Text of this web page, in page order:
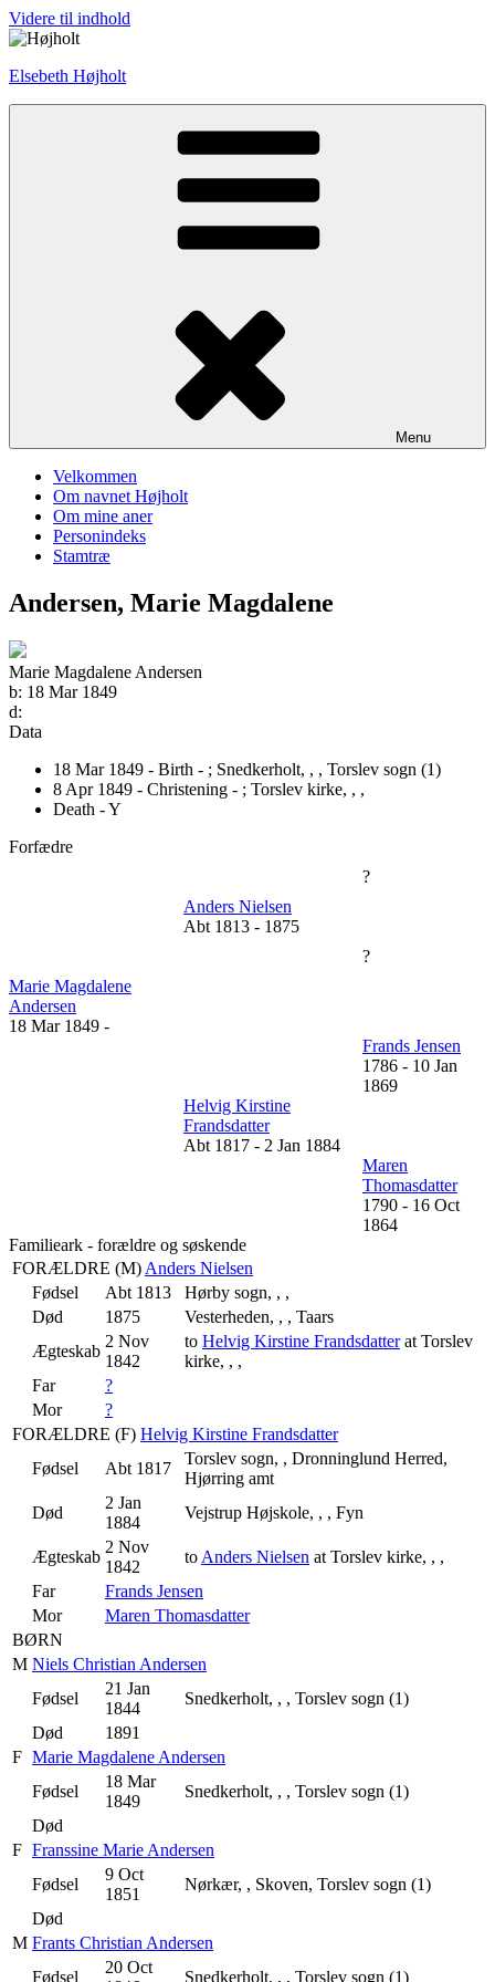
Videre til indhold
Elsebeth Højholt
Menu
Velkommen
Om navnet Højholt
Om mine aner
Personindeks
Stamtræ
Andersen, Marie Magdalene
Marie Magdalene Andersen
b: 18 Mar 1849
d:
Data
18 Mar 1849 - Birth - ; Snedkerholt, , , Torslev sogn (1)
8 Apr 1849 - Christening - ; Torslev kirke, , ,
Death - Y
Forfædre
?
Anders Nielsen
Abt 1813 - 1875
?
Marie Magdalene
Andersen
18 Mar 1849 -
Frands Jensen
1786 - 10 Jan
1869
Helvig Kirstine
Frandsdatter
Abt 1817 - 2 Jan 1884
Maren
Thomasdatter
1790 - 16 Oct
1864
Familieark - forældre og søskende
FORÆLDRE (M) Anders Nielsen
Fødsel
Abt 1813
Hørby sogn, , ,
Død
1875
Vesterheden, , , Taars
Ægteskab
2 Nov
1842
to Helvig Kirstine Frandsdatter at Torslev
kirke, , ,
Far
?
Mor
?
FORÆLDRE (F) Helvig Kirstine Frandsdatter
Fødsel
Abt 1817
Torslev sogn, , Dronninglund Herred,
Hjørring amt
Død
2 Jan
1884
Vejstrup Højskole, , , Fyn
Ægteskab
2 Nov
1842
to Anders Nielsen at Torslev kirke, , ,
Far
Frands Jensen
Mor
Maren Thomasdatter
BØRN
M Niels Christian Andersen
Fødsel
21 Jan
1844
Snedkerholt, , , Torslev sogn (1)
Død
1891
F Marie Magdalene Andersen
Fødsel
18 Mar
1849
Snedkerholt, , , Torslev sogn (1)
Død
F Franssine Marie Andersen
Fødsel
9 Oct
1851
Nørkær, , Skoven, Torslev sogn (1)
Død
M Frants Christian Andersen
Fødsel
20 Oct
Snedkerholt, , , Torslev sogn (1)